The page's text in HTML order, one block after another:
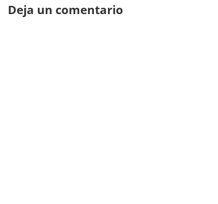
Deja un comentario